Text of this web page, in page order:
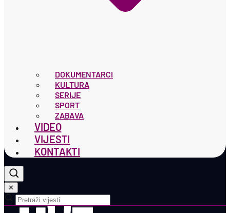
DOKUMENTARCI
KULTURA
SERIJE
SPORT
ZABAVA
VIDEO
VIJESTI
KONTAKTI
✕